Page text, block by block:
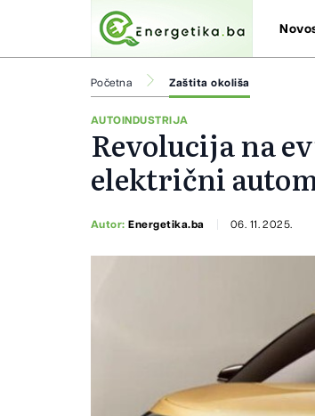
Početna Zaštita okoliša
AUTOINDUSTRIJA
Revolucija na
električni
Autor:Energetika.ba 06. 11. 2025.